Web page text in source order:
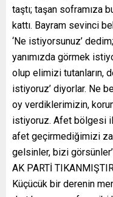
taştı; taşan soframıza
kattı. Bayram sevinci
‘Ne istiyorsunuz’
yanımızda görmek
olup elimizi tutanların,
istiyoruz’ diyorlar. Ne
oy verdiklerimizin,
istiyoruz. Afet bölgesi
afet geçirmediğimizi
gelsinler, bizi
AK PARTİ
Küçücük bir derenin